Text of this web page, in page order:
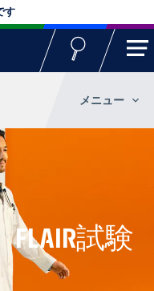
す
メニュー
FLAIR試験